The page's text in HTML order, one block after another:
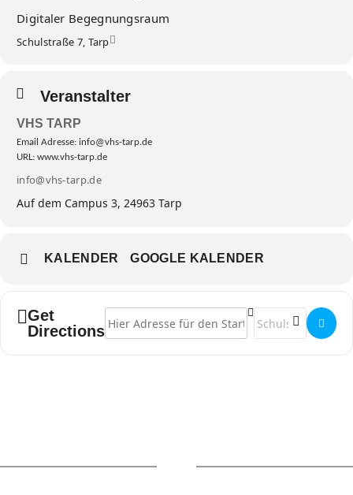
Digitaler Begegnungsraum
Schulstraße 7, Tarp
Veranstalter
VHS TARP
Email Adresse: info@vhs-tarp.de
URL: www.vhs-tarp.de
info@vhs-tarp.de
Auf dem Campus 3, 24963 Tarp
KALENDER GOOGLE KALENDER
Get
Directions
Address - Workshop "Canva" []Destination